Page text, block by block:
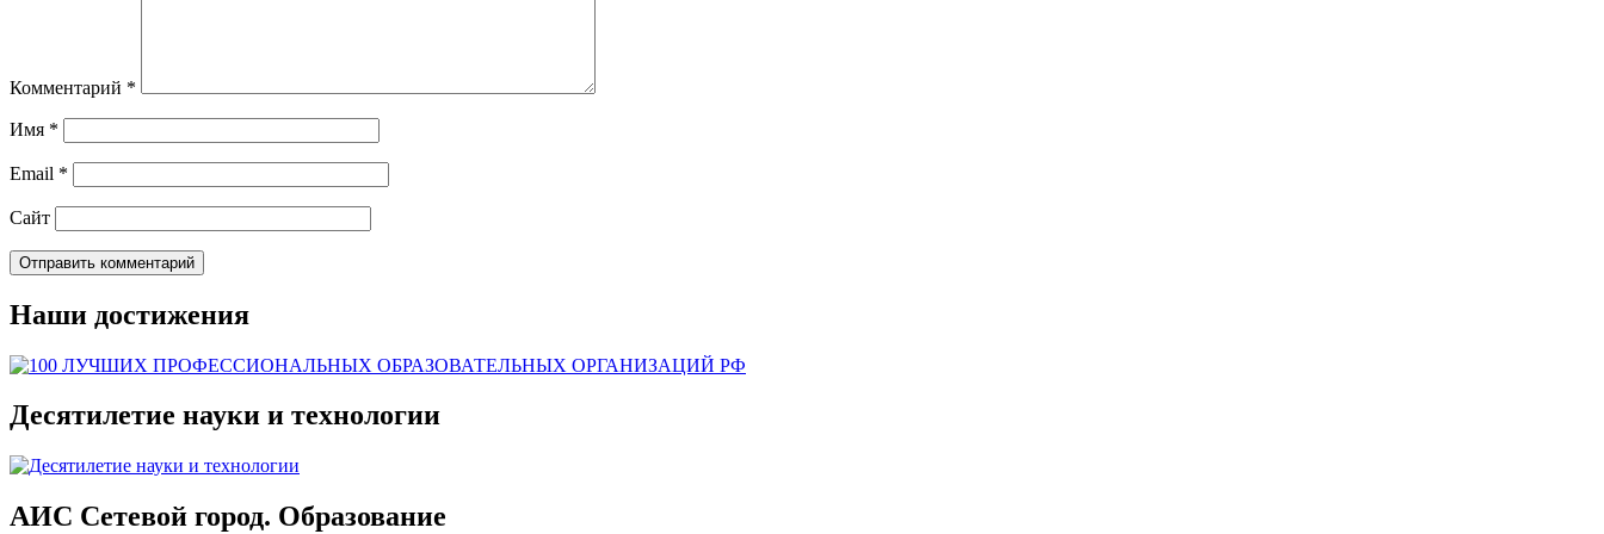
Комментарий *
Имя *
Email *
Сайт
Наши достижения
Десятилетие науки и технологии
АИС Сетевой город. Образование